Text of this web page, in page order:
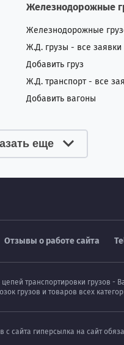
Железнодорожные
Железнодорожные
Ж.Д. грузы - все заявки
Добавить груз
Ж.Д. транспорт - все
Добавить вагоны
еще
Отзывы о работе сайта
транспортировки грузов
грузов и товаров всех
сайта гиперсылка на сайт